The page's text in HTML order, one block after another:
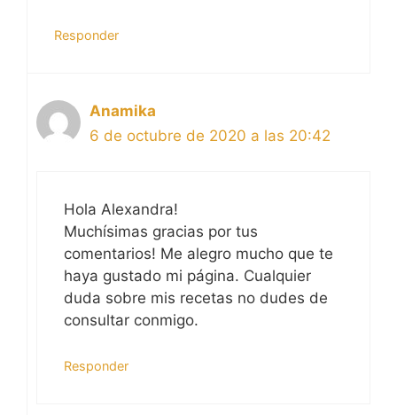
Responder
Anamika
6 de octubre de 2020 a las 20:42
Hola Alexandra!
Muchísimas gracias por tus
comentarios! Me alegro mucho que te
haya gustado mi página. Cualquier
duda sobre mis recetas no dudes de
consultar conmigo.
Responder